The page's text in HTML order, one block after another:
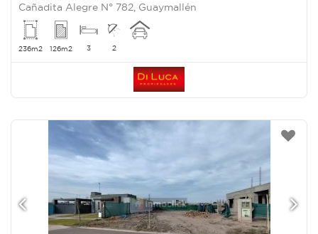
Cañadita Alegre N° 782, Guaymallén
236m2 126m2 3 2